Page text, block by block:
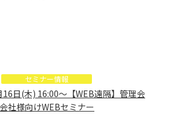
セミナー情報
16日(木) 16:00～【WEB遠隔】管理会
社様向けWEBセミナー